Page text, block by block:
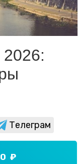
Телеграм
₽